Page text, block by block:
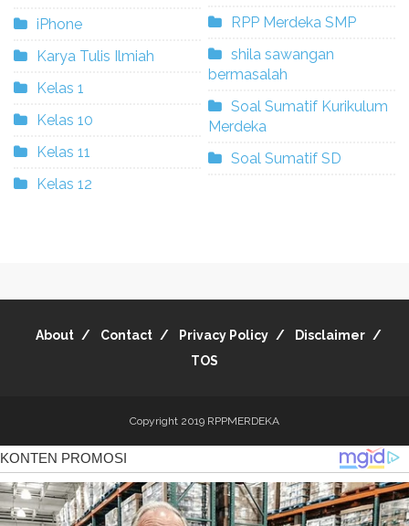
iPhone
Karya Tulis Ilmiah
Kelas 1
Kelas 10
Kelas 11
Kelas 12
RPP Merdeka SMP
shila sawangan
bermasalah
Soal Sumatif Kurikulum
Merdeka
Soal Sumatif SD
About Contact Privacy Policy
Disclaimer
TOS
Copyright 2019 RPPMERDEKA